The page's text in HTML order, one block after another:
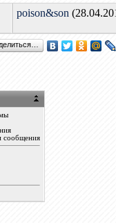
poison&son
сообщения